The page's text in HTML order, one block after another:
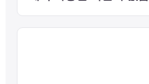
고 있습니다. 고객이 필요한